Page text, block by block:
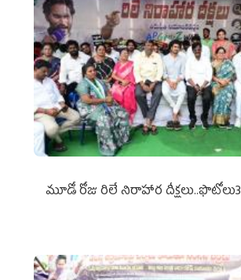
మూడో రోజు రిలే నిరాహార దీక్షలు..ఫొటోలు3